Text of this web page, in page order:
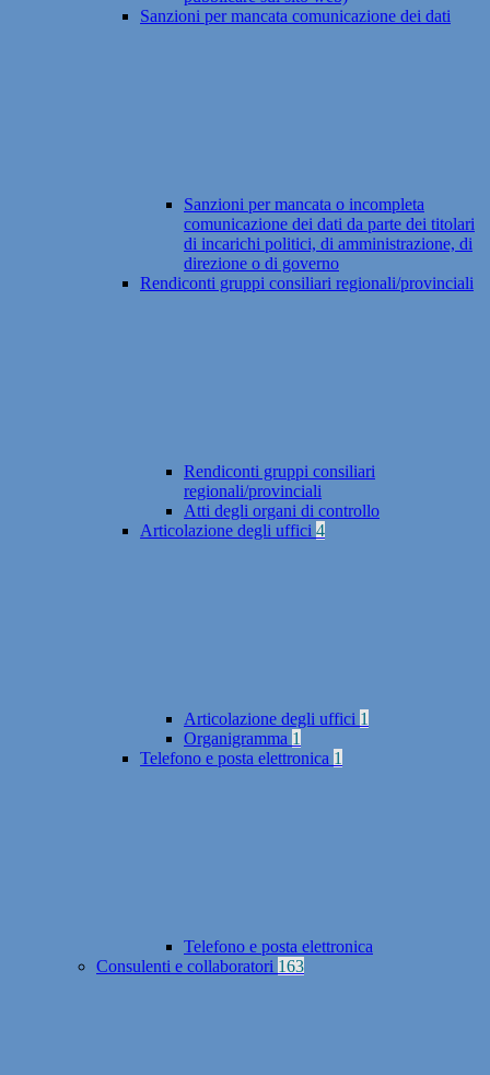
Sanzioni per mancata comunicazione dei dati
Sanzioni per mancata o incompleta
comunicazione dei dati da parte dei titolari
di incarichi politici, di amministrazione, di
direzione o di governo
Rendiconti gruppi consiliari regionali/provinciali
Rendiconti gruppi consiliari
regionali/provinciali
Atti degli organi di controllo
Articolazione degli uffici 4
Articolazione degli uffici 1
Organigramma 1
Telefono e posta elettronica 1
Telefono e posta elettronica
Consulenti e collaboratori 163